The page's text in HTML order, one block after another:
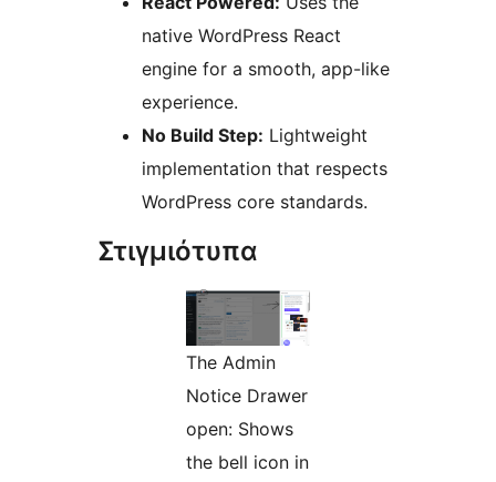
native WordPress React
engine for a smooth, app-like
experience.
No Build Step: Lightweight
implementation that respects
WordPress core standards.
Στιγμιότυπα
The Admin
Notice Drawer
open: Shows
the bell icon in